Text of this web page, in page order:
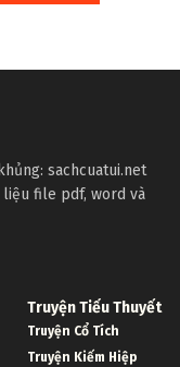
sachcuatui.net
file pdf, word và
Truyện Tiểu Thuyết
Truyện Cổ Tích
Truyện Kiếm Hiệp